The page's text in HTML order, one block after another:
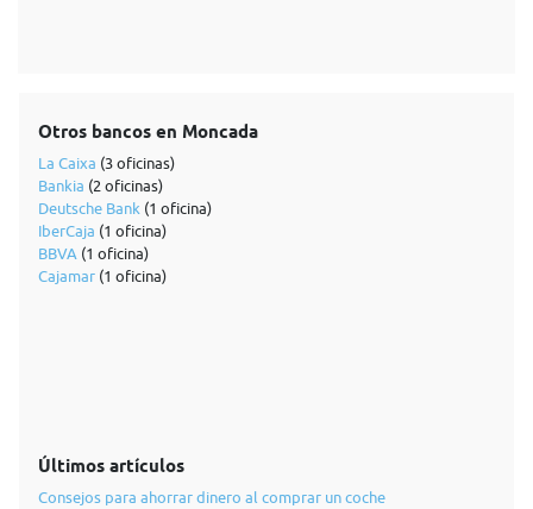
Otros bancos en Moncada
La Caixa (3 oficinas)
Bankia (2 oficinas)
Deutsche Bank (1 oficina)
IberCaja (1 oficina)
BBVA (1 oficina)
Cajamar (1 oficina)
Últimos artículos
Consejos para ahorrar dinero al comprar un coche